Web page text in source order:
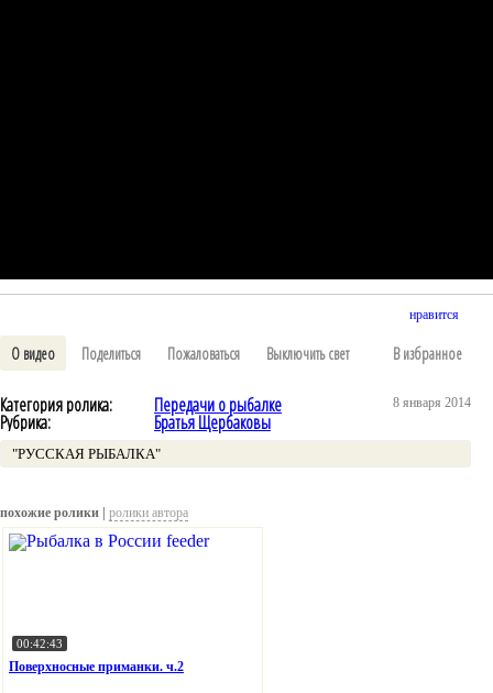
нравится
О видео Поделиться Пожаловаться Выключить свет В избранное
Категория ролика: Передачи о рыбалке
Рубрика: Братья Щербаковы
"РУССКАЯ РЫБАЛКА"
8 января 2014
похожие ролики | ролики автора
00:42:43
Поверхносные приманки. ч.2